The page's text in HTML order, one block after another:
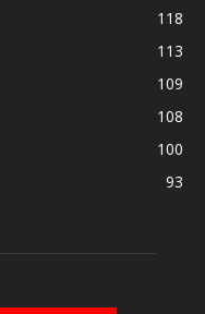
118
113
109
108
100
93